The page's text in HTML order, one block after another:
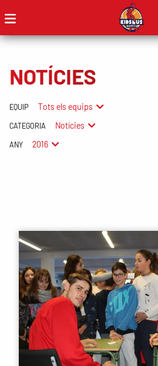
NOTÍCIES
EQUIP Tots els equips
CATEGORIA Notícies
ANY 2016